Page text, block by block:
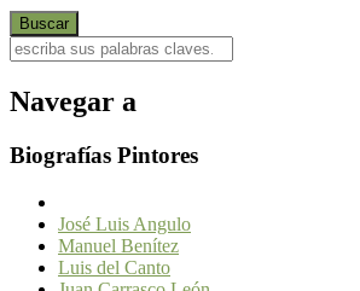
Navegar a
Biografías Pintores
José Luis Angulo
Manuel Benítez
Luis del Canto